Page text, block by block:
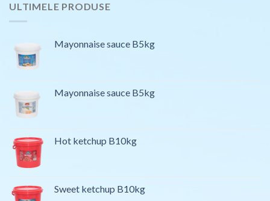
ULTIMELE PRODUSE
Mayonnaise sauce B5kg
Mayonnaise sauce B5kg
Hot ketchup B10kg
Sweet ketchup B10kg